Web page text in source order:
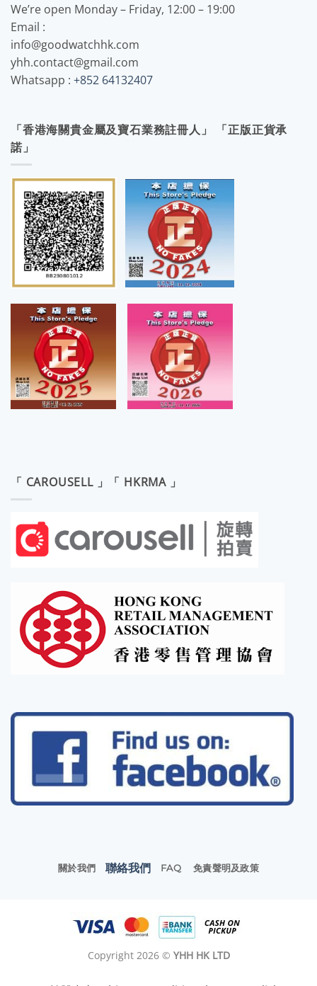
We’re open Monday – Friday, 12:00 – 19:00
Email :
info@goodwatchhk.com
yhh.contact@gmail.com
Whatsapp : +852 64132407
「香港海關貴金屬及寶石業務註冊人」 「正版正貨承
諾」
「 CAROUSELL 」「 HKRMA 」
關於我們 聯絡我們 FAQ 免責聲明及政策
Copyright 2026 © YHH HK LTD